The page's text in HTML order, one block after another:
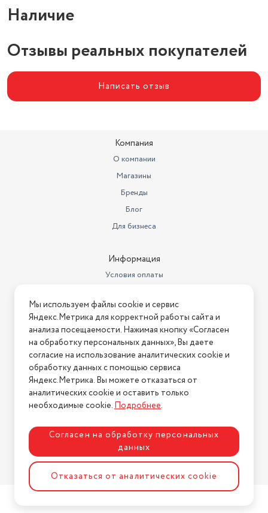
Наличие
Отзывы реальных покупателей
Написать отзыв
Компания
О компании
Магазины
Бренды
Блог
Для бизнеса
Информация
Условия оплаты
Условия возврата
Нашли ошибку на сайте? Напишите нам
2026 © Интернет-магазин "АстМаркет". У нас есть всё!
Политика конфиденциальности
Разработка сайтаASTDESIGN
Мы используем файлы cookie и сервис
Яндекс.Метрика для корректной работы сайта и
анализа посещаемости. Нажимая кнопку «Согласен
на обработку персональных данных», Вы даете
согласие на использование аналитических cookie и
обработку данных с помощью сервиса
Яндекс.Метрика. Вы можете отказаться от
аналитических cookie и оставить только
необходимые cookie.Подробнее.
Согласен на обработку персональных
данных
Отказаться от аналитических cookie